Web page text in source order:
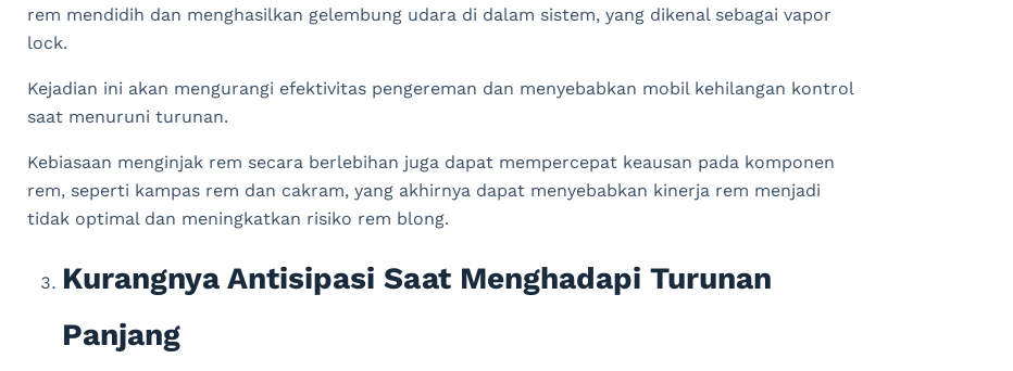
rem mendidih dan menghasilkan gelembung udara di dalam sistem, yang dikenal sebagai vapor
lock.
Kejadian ini akan mengurangi efektivitas pengereman dan menyebabkan mobil kehilangan kontrol
saat menuruni turunan.
Kebiasaan menginjak rem secara berlebihan juga dapat mempercepat keausan pada komponen
rem, seperti kampas rem dan cakram, yang akhirnya dapat menyebabkan kinerja rem menjadi
tidak optimal dan meningkatkan risiko rem blong.
Kurangnya Antisipasi Saat Menghadapi Turunan
Panjang